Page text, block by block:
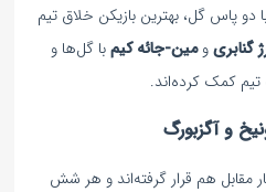
دو پاس گل، بهترین بازیکن خلاق تیم
گنابریومین-جائه کیمبا گل‌ها و
کمک کرده‌اند.
و آگزبورگ
شش بار مقابل هم قرار گرفته‌اند و هر شش